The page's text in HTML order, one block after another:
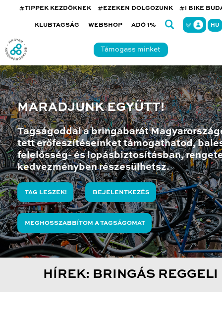
#TIPPEK KEZDŐKNEK #EZEKEN DOLGOZUNK #I BIKE
KLUBTAGSÁG WEBSHOP ADÓ 1% HU
Támogass minket
MARADJUNK EGYÜTT!
Tagságoddal a bringabarát
tett erőfeszítéseinket támogathatod,
felelősség- és lopásbiztosításban,
kedvezményben részesülhetsz.
TAG LESZEK! BEJELENTKEZÉS
MEGHOSSZABBÍTOM A TAGSÁGOMAT
HÍREK: BRINGÁS REGGELI